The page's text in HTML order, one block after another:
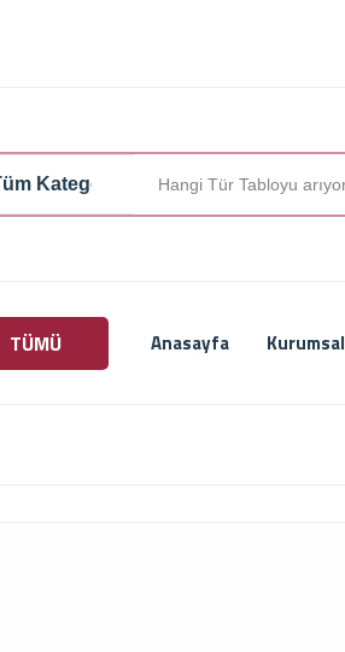
TÜMÜ Anasayfa Kurumsal